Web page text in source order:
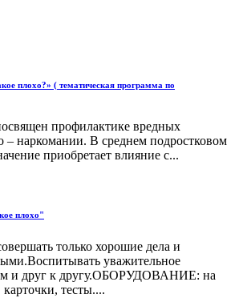
плохо?» ( тематическая программа по
профилактике вредных
– наркомании. В среднем подростковом
приобретает влияние с...
плохо"
только хорошие дела и
уважительное
и друг к другу.ОБОРУДОВАНИЕ: на
тесты....